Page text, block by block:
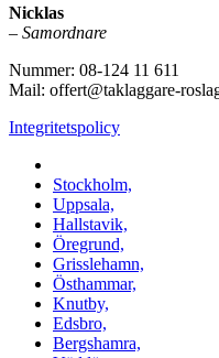
Nicklas
– Samordnare
Nummer: 08-124 11 611
Mail: offert@taklaggare-
Integritetspolicy
Stockholm,
Uppsala,
Hallstavik,
Öregrund,
Grisslehamn,
Östhammar,
Knutby,
Edsbro,
Bergshamra,